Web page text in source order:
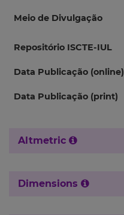
Meio de Divulgação
Repositório ISCTE-IUL
Data Publicação (online)
Data Publicação (print)
Altmetric
Dimensions